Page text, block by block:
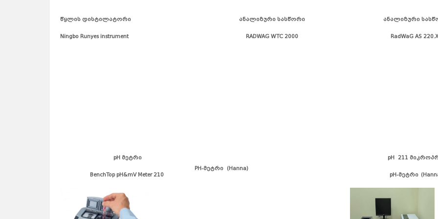
წყლის დისტილატორი
Ningbo Runyes instrument
ანალიზური სასწორი
RADWAG WTC 2000
ანალიზური
RadWaG AS
pH მეტრი
BenchTop pH&mV Meter 210
PH-მეტრი (Hanna)
pH 211
pH-მეტრი